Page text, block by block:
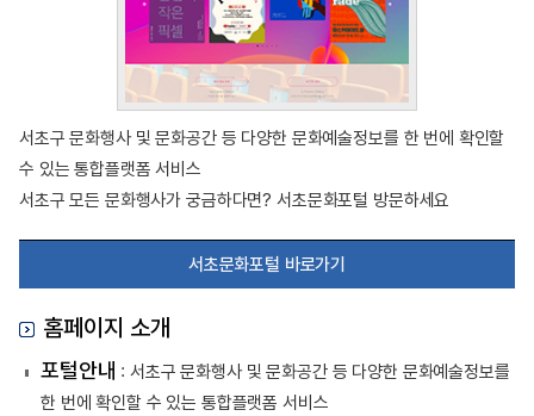
서초구 문화행사 및 문화공간 등 다양한 문화예술정보를 한 번에 확인할
수 있는 통합플랫폼 서비스
서초구 모든 문화행사가 궁금하다면? 서초문화포털 방문하세요
서초문화포털 바로가기
홈페이지 소개
포털안내 : 서초구 문화행사 및 문화공간 등 다양한 문화예술정보를
한 번에 확인할 수 있는 통합플랫폼 서비스